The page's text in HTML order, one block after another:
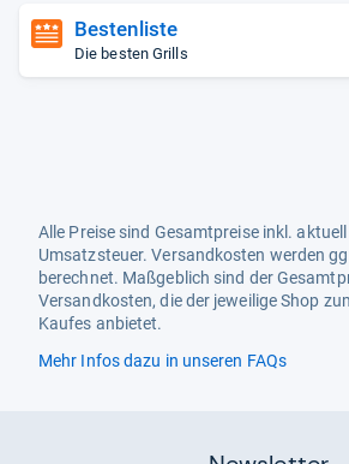
Bestenliste
Die besten Grills
Alle Preise sind Gesamtpreise inkl.
Umsatzsteuer. Versandkosten werden
berechnet. Maßgeblich sind der
Versandkosten, die der jeweilige Shop
Kaufes anbietet.
Mehr Infos dazu in unseren FAQs